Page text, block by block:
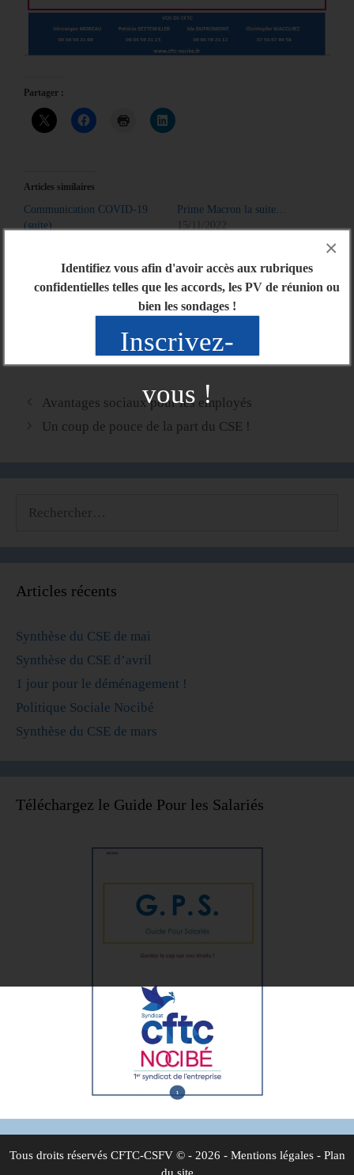
Identifiez vous afin d'avoir accès aux rubriques
confidentielles telles que les accords, les PV de réunion ou
bien les sondages !
Inscrivez-
vous !
×
Partager :
Articles similaires
Communication COVID-19
(suite)
Prime Macron la suite…
15/11/2022
Infos suite au CSE extra du 6
Avantages sociaux pour les employés
Un coup de pouce de la part du CSE !
Articles récents
Synthèse du CSE de mai
Synthèse du CSE d’avril
1 jour pour le déménagement !
Politique Sociale Nocibé
Synthèse du CSE de mars
Téléchargez le Guide Pour les Salariés
Tous droits réservés CFTC-CSFV© - 2026 - Mentions légales- Plan
du site